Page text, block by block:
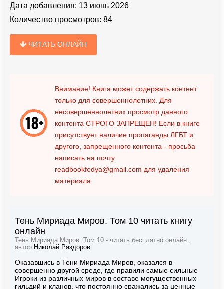
Дата добавления: 13 июнь 2026
Количество просмотров: 84
ЧИТАТЬ ОНЛАЙН
Внимание! Книга может содержать контент
только для совершеннолетних. Для
несовершеннолетних просмотр данного
контента СТРОГО ЗАПРЕЩЕН! Если в книге
присутствует наличие пропаганды ЛГБТ и
другого, запрещенного контента - просьба
написать на почту
readbookfedya@gmail.com для удаления
материала
Тень Мириада Миров. Том 10 читать книгу
онлайн
Тень Мириада Миров. Том 10 - читать бесплатно онлайн ,
автор Николай Раздоров
Оказавшись в Тени Мириада Миров, оказался в
совершенно другой среде, где правили самые сильные
Игроки из различных миров в составе могущественных
гильдий и кланов, что постоянно сражались за ценные